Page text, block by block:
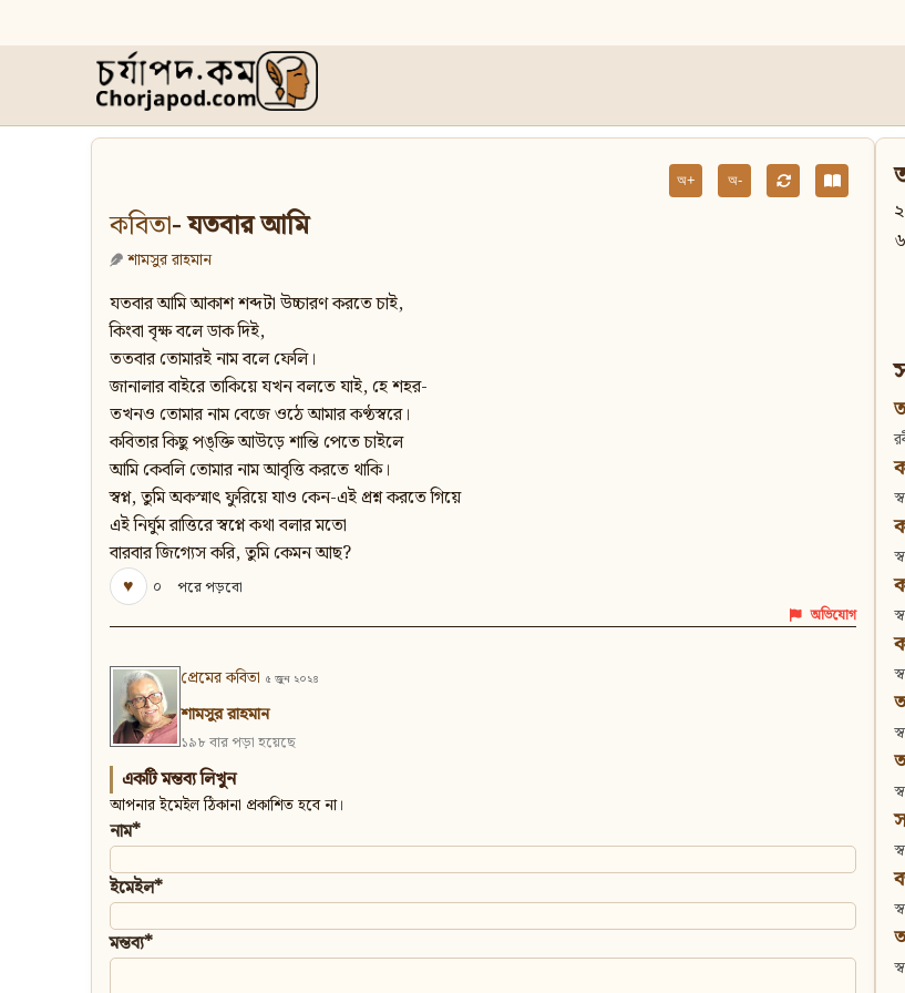
অ+ অ-
কবিতা- যতবার আমি
শামসুর রাহমান
যতবার আমি আকাশ শব্দটা উচ্চারণ করতে চাই,
কিংবা বৃক্ষ বলে ডাক দিই,
ততবার তোমারই নাম বলে ফেলি।
জানালার বাইরে তাকিয়ে যখন বলতে যাই, হে শহর-
তখনও তোমার নাম বেজে ওঠে আমার কণ্ঠস্বরে।
কবিতার কিছু পঙ্‌ক্তি আউড়ে শান্তি পেতে চাইলে
আমি কেবলি তোমার নাম আবৃত্তি করতে থাকি।
স্বপ্ন, তুমি অকস্মাৎ ফুরিয়ে যাও কেন-এই প্রশ্ন করতে গিয়ে
এই নির্ঘুম রাত্তিরে স্বপ্নে কথা বলার মতো
বারবার জিগ্যেস করি, তুমি কেমন আছ?
♥
০ পরে পড়বো
অভিযোগ
প্রেমের কবিতা ৫ জুন ২০২৪
শামসুর রাহমান
১৯৮ বার পড়া হয়েছে
একটি মন্তব্য লিখুন
আপনার ইমেইল ঠিকানা প্রকাশিত হবে না।
নাম*
ইমেইল*
মন্তব্য*